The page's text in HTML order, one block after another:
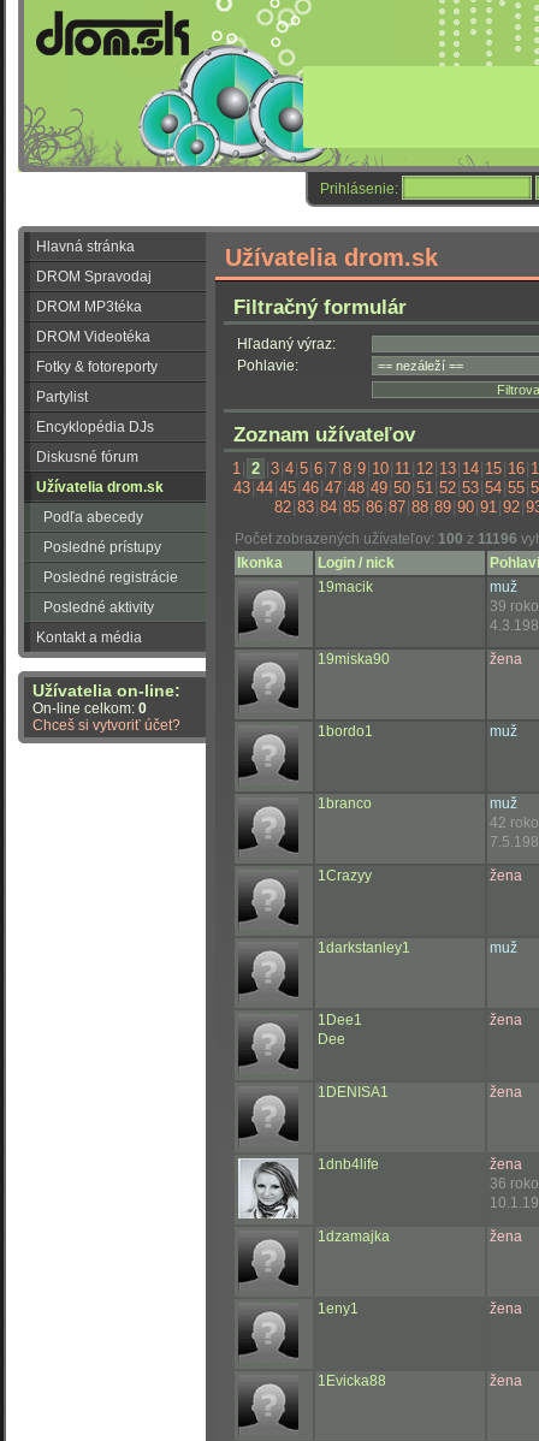
Prihlásenie:
Hlavná stránka
DROM Spravodaj
DROM MP3téka
DROM Videotéka
Fotky & fotoreporty
Partylist
Encyklopédia DJs
Diskusné fórum
Užívatelia drom.sk
Podľa abecedy
Posledné prístupy
Posledné registrácie
Posledné aktivity
Kontakt a média
Užívatelia on-line:
On-line celkom: 0
Chceš si vytvoriť účet?
Užívatelia drom.sk
Filtračný formulár
Hľadaný výraz:
Pohlavie:
Zoznam užívateľov
1 2 3 4 5 6 7 8 9 10 11 12 13 14 15 16
43| 44| 45| 46| 47| 48| 49| 50| 51| 52| 53| 54| 55|
82 83 84 85 86 87 88 89 90 91 92
Počet zobrazených užívateľov: 100 z 11196
Ikonka
Login / nick
19macik
muž
39
19miska90
žena
1bordo1 muž
1branco
muž
42
1Crazyy
žena
1darkstanley1 muž
1Dee1
Dee
žena
1DENISA1 žena
1dnb4life
žena
36
1dzamajka
žena
1eny1 žena
1Evicka88 žena